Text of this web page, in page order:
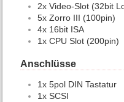
2x Video-Slot (32bit
5x Zorro III (100pin)
4x 16bit ISA
1x CPU Slot (200pin)
Anschlüsse
1x 5pol DIN Tastatur
1x SCSI